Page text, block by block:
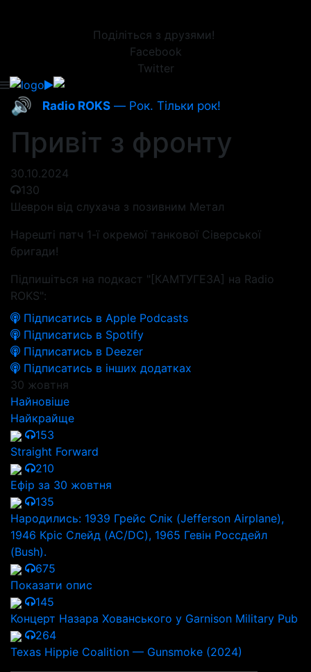
Поділіться з друзями!
Facebook
Twitter
🔊 Radio ROKS — Рок. Тільки рок!
Привіт з фронту
30.10.2024
130
Шеврон від слухача з позивним Метал
Нарешті патч 1-ї окремої танкової Сіверської
бригади!
Підпишіться на подкаст "[КАМТУГЕЗА] на Radio
ROKS":
Підписатись в Apple Podcasts
Підписатись в Spotify
Підписатись в Deezer
Підписатись в інших додатках
30 жовтня
Найновіше
Найкрайще
153
Straight Forward
210
Ефір за 30 жовтня
135
Народились: 1939 Грейс Слік (Jefferson Airplane),
1946 Кріс Слейд (AC/DC), 1965 Гевін Россдейл
(Bush).
675
Показати опис
145
Концерт Назара Хованського у Garnison Military Pub
264
Texas Hippie Coalition — Gunsmoke (2024)